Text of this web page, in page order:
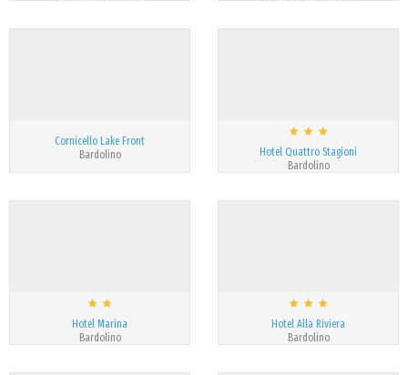
Cornicello Lake Front
Bardolino
Hotel Quattro Stagioni
Bardolino
Hotel Marina
Bardolino
Hotel Alla Riviera
Bardolino